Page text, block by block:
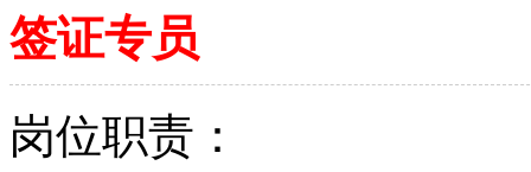
签证专员
岗位职责：